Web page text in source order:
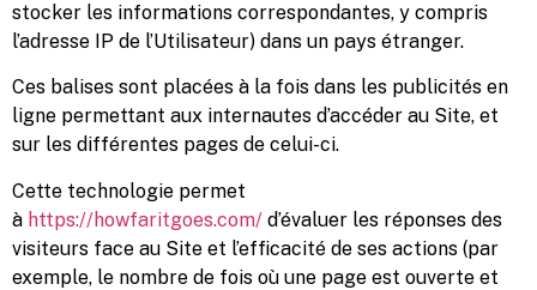
stocker les informations correspondantes, y compris
l’adresse IP de l’Utilisateur) dans un pays étranger.
Ces balises sont placées à la fois dans les publicités en
ligne permettant aux internautes d’accéder au Site, et
sur les différentes pages de celui-ci.
Cette technologie permet
à https://howfaritgoes.com/ d’évaluer les réponses des
visiteurs face au Site et l’efficacité de ses actions (par
exemple, le nombre de fois où une page est ouverte et